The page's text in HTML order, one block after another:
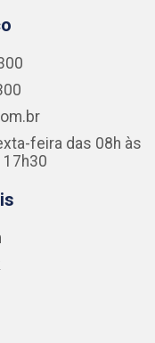
feira das 08h às
17h30